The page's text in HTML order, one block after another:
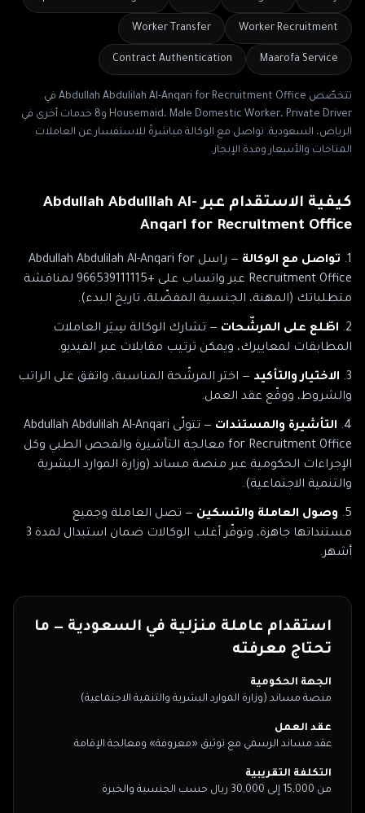
Worker Recruitment
Worker Transfer
Maarofa Service
Contract Authentication
تتخصّص Abdullah Abdulilah Al-Anqari for Recruitment Office في
Housemaid، Male Domestic Worker، Private Driver و8 خدمات أخرى
في
الرياض، السعودية. تواصل مع الوكالة مباشرةً للاستفسار عن العاملات
المتاحات والأسعار ومدة الإنجاز.
كيفية الاستقدام عبر Abdullah Abdulilah Al-
Anqari for Recruitment Office
تواصل مع الوكالة — راسل Abdullah Abdulilah Al-Anqari for
Recruitment Office عبر واتساب على +966539111115
لمناقشة
متطلباتك (المهنة، الجنسية المفضّلة، تاريخ البدء).
اطّلع على المرشّحات — تشارك الوكالة سِيَر العاملات
المطابقات لمعاييرك، ويمكن ترتيب مقابلات عبر الفيديو.
الاختيار والتأكيد — اختر المرشّحة المناسبة، واتفق على الراتب
والشروط، ووقّع عقد العمل.
التأشيرة والمستندات — تتولّى Abdullah Abdulilah Al-Anqari
for Recruitment Office معالجة التأشيرة والفحص الطبي وكل
الإجراءات الحكومية عبر منصة مساند (وزارة الموارد البشرية
والتنمية الاجتماعية).
وصول العاملة والتسكين — تصل العاملة وجميع
مستنداتها جاهزة، وتوفّر أغلب الوكالات ضمان استبدال لمدة 3
أشهر.
استقدام عاملة منزلية في السعودية — ما
تحتاج معرفته
الجهة الحكومية
منصة مساند (وزارة الموارد البشرية والتنمية الاجتماعية)
عقد العمل
عقد مساند الرسمي مع توثيق «معروفة» ومعالجة الإقامة
التكلفة التقريبية
من 15,000 إلى 30,000 ريال حسب الجنسية والخبرة